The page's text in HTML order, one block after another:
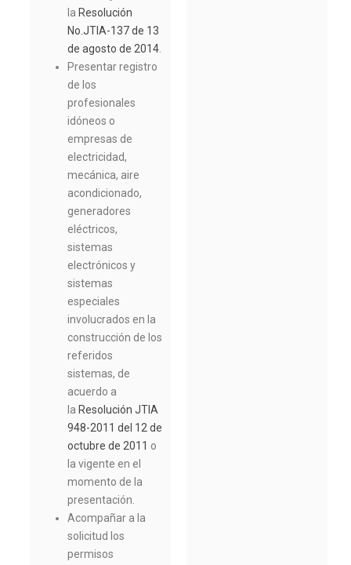
la Resolución
No.JTIA-137 de 13
de agosto de 2014
Presentar registro
de los
profesionales
idóneos o
empresas de
electricidad,
mecánica, aire
acondicionado,
generadores
eléctricos,
sistemas
electrónicos y
sistemas
especiales
involucrados en la
construcción de los
referidos
sistemas, de
acuerdo a
la Resolución JTIA
948-2011 del 12 de
octubre de 2011 o
la vigente en el
momento de la
presentación.
Acompañar a la
solicitud los
permisos